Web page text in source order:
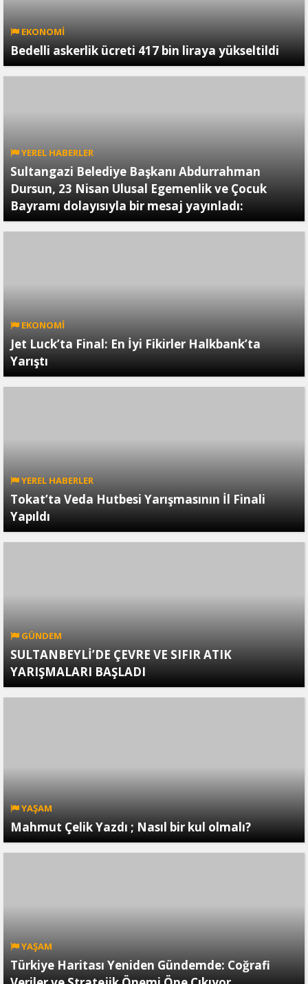
EKONOMİ
Bedelli askerlik ücreti 417 bin liraya yükseltildi
YEREL HABERLER
Sultangazi Belediye Başkanı Abdurrahman
Dursun, 23 Nisan Ulusal Egemenlik ve Çocuk
Bayramı dolayısıyla bir mesaj yayınladı:
EKONOMİ
Jet Luck’ta Final: En İyi Fikirler Halkbank’ta
Yarıştı
YEREL HABERLER
Tokat’ta Veda Hutbesi Yarışmasının İl Finali
Yapıldı
GÜNDEM
SULTANBEYLİ’DE ÇEVRE VE SIFIR ATIK
YARIŞMALARI BAŞLADI
YAŞAM
Mahmut Çelik Yazdı ; Nasıl bir kul olmalı?
YAŞAM
Türkiye Haritası Yeniden Gündemde: Coğrafi